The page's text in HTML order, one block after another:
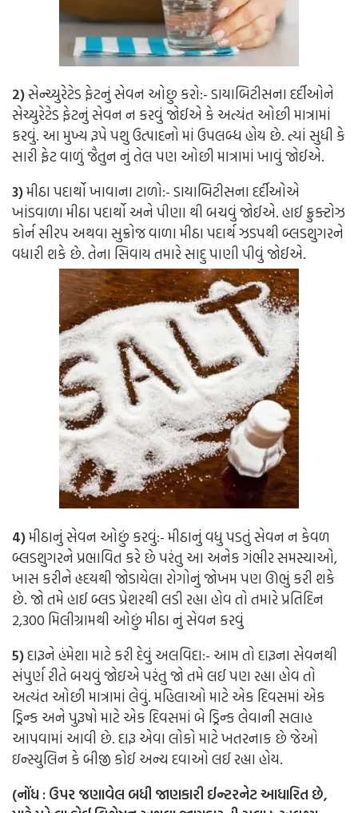
2)સેન્ચ્યુરેટેડ ફેટનું સેવન ઓછુ કરો:-ડાયાબિટીસના દર્દીઓને
સેચ્યુરેટેડ ફેટનું સેવન ન કરવું જોઈએ કે અત્યંત ઓછી માત્રામાં
કરવું. આ મુખ્ય રૂપે પશુ ઉત્પાદનો માં ઉપલબ્ધ હોય છે. ત્યાં સુધી કે
સારી ફેટ વાળું જૈતુન નું તેલ પણ ઓછી માત્રામાં ખાવું જોઈએ.
3)મીઠા પદાર્થો ખાવાના ટાળો:-ડાયાબિટીસના દર્દીઓએ
ખાંડવાળા મીઠા પદાર્થો અને પીણા થી બચવું જોઈએ. હાઈ ફ્રુક્ટોઝ
કોર્ન સીરપ અથવા સુક્રોજ વાળા મીઠા પદાર્થ ઝડપથી બ્લડશુગરને
વધારી શકે છે. તેના સિવાય તમારે સાદુ પાણી પીવું જોઈએ.
4)મીઠાનું સેવન ઓછું કરવું:-મીઠાનું વધુ પડતું સેવન ન કેવળ
બ્લડશુગરને પ્રભાવિત કરે છે પરંતુ આ અનેક ગંભીર સમસ્યાઓ,
ખાસ કરીને હૃદયથી જોડાયેલા રોગોનું જોખમ પણ ઊભું કરી શકે
છે. જો તમે હાઈ બ્લડ પ્રેશરથી લડી રહ્યા હોવ તો તમારે પ્રતિદિન
2,300 મિલીગ્રામથી ઓછું મીઠા નું સેવન કરવું
5)દારૂને હંમેશા માટે કરી દેવું અલવિદા:- આમ તો દારૂના સેવનથી
સંપુર્ણ રીતે બચવું જોઇએ પરંતુ જો તમે લઈ પણ રહ્યા હોવ તો
અત્યંત ઓછી માત્રામાં લેવું. મહિલાઓ માટે એક દિવસમાં એક
ડ્રિન્ક અને પુરૂષો માટે એક દિવસમાં બે ડ્રિન્ક લેવાની સલાહ
આપવામાં આવી છે. દારૂ એવા લોકો માટે ખતરનાક છે જેઓ
ઇન્સ્યુલિન કે બીજી કોઈ અન્ય દવાઓ લઈ રહ્યા હોય.
(નોંધ : ઉપર જણાવેલ બધી જાણકારી ઈન્ટરનેટ આધારિત છે,